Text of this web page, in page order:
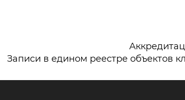
Записи в едином реестре объектов